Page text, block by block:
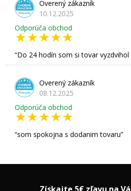
Overený zákazník
10.12.2025
Odporúča obchod
Do 24 hodín som si tovar
Overený zákazník
08.12.2025
Odporúča obchod
som spokojna s dodanim tovaru